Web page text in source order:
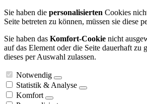
Sie haben die personalisierten Cookies
Seite betreten zu können, müssen sie diese
Sie haben das Komfort-Cookie nicht
auf das Element oder die Seite dauerhaft zu
dieses per Auswahl zulassen.
Notwendig
Statistik & Analyse
Komfort